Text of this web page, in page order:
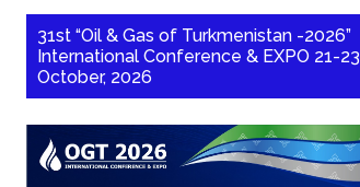
31st “Oil & Gas of Turkmenistan -2026”
International Conference & EXPO 21-23
October, 2026